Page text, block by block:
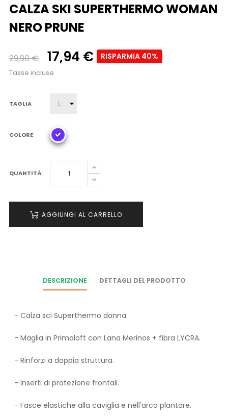
CALZA SKI SUPERTHERMO WOMAN
NERO PRUNE
29,90 € 17,94 € RISPARMIA 40%
Tasse incluse
TAGLIA
COLORE
QUANTITÀ
AGGIUNGI AL CARRELLO
DESCRIZIONE DETTAGLI DEL PRODOTTO
- Calza sci Superthermo donna.
- Maglia in Primaloft con Lana Merinos + fibra LYCRA.
- Rinforzi a doppia struttura.
- Inserti di protezione frontali.
- Fasce elastiche alla caviglia e nell'arco plantare.